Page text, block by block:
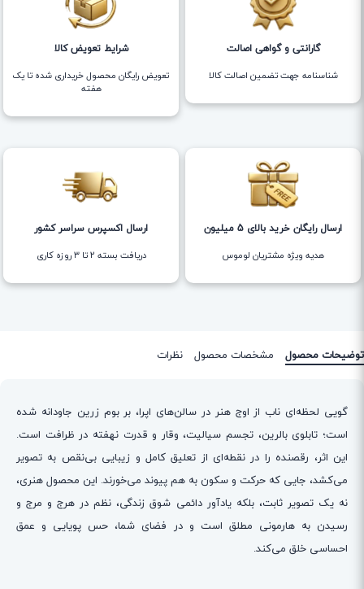
گارانتی و گواهی اصالت
شناسنامه جهت تضمین اصالت کالا
شرایط تعویض کالا
تعویض رایگان محصول خریداری شده تا یک
هفته
ارسال رایگان خرید بالای 5 میلیون
هدیه ویژه مشتریان لوموس
ارسال اکسپرس سراسر کشور
دریافت بسته ۲ تا ۳ روزه کاری
توضیحات محصول مشخصات محصول نظرات
گویی لحظه‌ای ناب از اوج هنر در سالن‌های اپرا، بر بوم زرین جاودانه شده
است؛ تابلوی بالرین، تجسم سیالیت، وقار و قدرت نهفته در ظرافت است.
این اثر، رقصنده را در نقطه‌ای از تعلیق کامل و زیبایی بی‌نقص به تصویر
می‌کشد، جایی که حرکت و سکون به هم پیوند می‌خورند. این محصول هنری،
نه یک تصویر ثابت، بلکه یادآور دائمی شوق زندگی، نظم در هرج و مرج و
رسیدن به هارمونی مطلق است و در فضای شما، حس پویایی و عمق
احساسی خلق می‌کند.